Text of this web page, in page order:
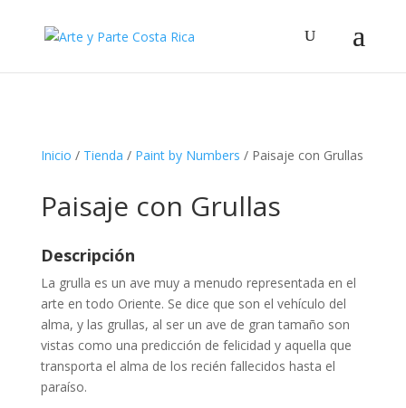
Inicio / Tienda / Paint by Numbers / Paisaje con Grullas
Paisaje con Grullas
Descripción
La grulla es un ave muy a menudo representada en el
arte en todo Oriente. Se dice que son el vehículo del
alma, y las grullas, al ser un ave de gran tamaño son
vistas como una predicción de felicidad y aquella que
transporta el alma de los recién fallecidos hasta el
paraíso.